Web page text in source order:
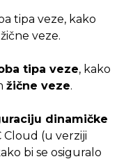
tipa veze, kako
veze.
tipa veze, kako
žične veze.
dinamičke
Cloud (u verziji
bi se osiguralo